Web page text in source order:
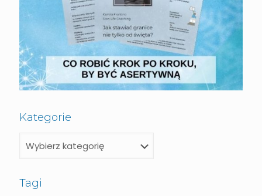
Kategorie
Tagi